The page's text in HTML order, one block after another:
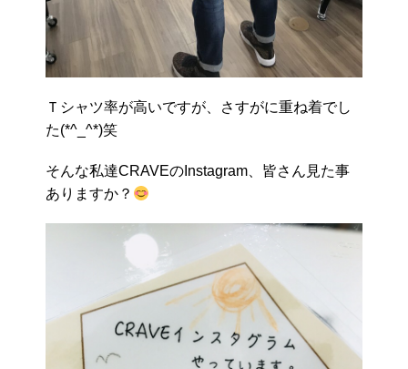
Ｔシャツ率が高いですが、さすがに重ね着でし
た(*^_^*)笑
そんな私達CRAVEのInstagram、皆さん見た事
ありますか？